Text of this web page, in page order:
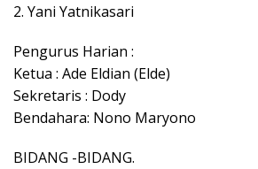
2. Yani Yatnikasari
Pengurus Harian :
Ketua : Ade Eldian (Elde)
Sekretaris : Dody
Bendahara: Nono Maryono
BIDANG -BIDANG.